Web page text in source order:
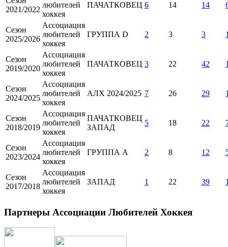
2021/2022
любителей
хоккея
ПАЧАТКОВЕЦ 6 14 14
Сезон
2025/2026
Ассоциация
любителей
хоккея
ГРУППА D 2 3 3
Сезон
2019/2020
Ассоциация
любителей
хоккея
ПАЧАТКОВЕЦ 3 22 42
Сезон
2024/2025
Ассоциация
любителей
хоккея
АЛХ 2024/2025 7 26 29
Сезон
2018/2019
Ассоциация
любителей
хоккея
ПАЧАТКОВЕЦ
ЗАПАД
5 18 22
Сезон
2023/2024
Ассоциация
любителей
хоккея
ГРУППА А 2 8 12
Сезон
2017/2018
Ассоциация
любителей
хоккея
ЗАПАД 1 22 39
Партнеры Ассоциации Любителей Хоккея